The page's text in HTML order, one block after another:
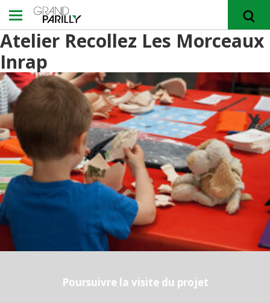
RECHERCHER
Atelier Recollez Les Morceaux
Inrap
Poursuivre la visite du projet